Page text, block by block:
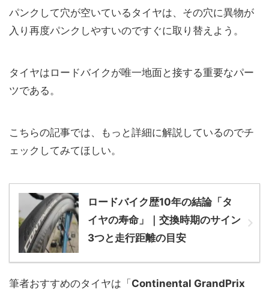
パンクして穴が空いているタイヤは、その穴に異物が
入り再度パンクしやすいのですぐに取り替えよう。
タイヤはロードバイクが唯一地面と接する重要なパー
ツである。
こちらの記事では、もっと詳細に解説しているのでチ
ェックしてみてほしい。
ロードバイク歴10年の結論「タ
イヤの寿命」｜交換時期のサイン
3つと走行距離の目安
筆者おすすめのタイヤは「Continental GrandPrix